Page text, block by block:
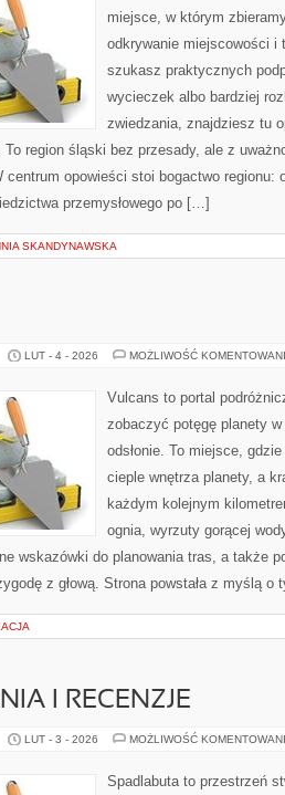
miejsce, w którym
odkrywanie miejscowości i
szukasz praktycznych
wycieczek albo bardziej
zwiedzania, znajdziesz tu
region śląski bez przesady, ale z
centrum opowieści stoi bogactwo regionu:
przemysłowego po […]
SKANDYNAWSKA
LUT - 4 - 2026 MOŻLIWOŚĆ
Vulcans to portal
zobaczyć potęgę planety
odsłonie. To miejsce,
cieple wnętrza planety, a
każdym kolejnym
ognia, wyrzuty gorącej
wskazówki do planowania tras, a także
z głową. Strona powstała z myślą
I RECENZJE
LUT - 3 - 2026 MOŻLIWOŚĆ
Spadlabuta to przestrzeń